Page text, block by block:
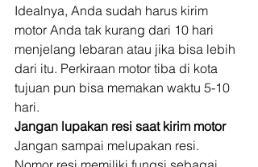
Idealnya, Anda sudah harus kirim
motor Anda tak kurang dari 10 hari
menjelang lebaran atau jika bisa lebih
dari itu. Perkiraan motor tiba di kota
tujuan pun bisa memakan waktu 5-10
hari.
Jangan lupakan resi saat kirim motor
Jangan sampai melupakan resi.